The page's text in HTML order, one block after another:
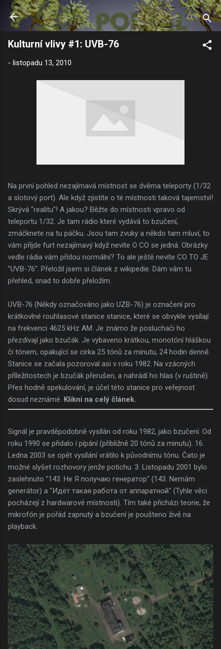
Přeskočit na hlavní obsah
Kulturní vlivy #1: UVB-76
- listopadu 13, 2010
Na první pohled nezajímavá místnost se dvěma teleporty (1/32
a slotový port). Ale když zjistíte o té místnosti taková tajemství!
Skrývá "realitu"! A jakou? Běžte do místnosti vpravo od
teleportu 1/32. Je tam rádio které vydává to bzučení,
zmáčknete na tu páčku. Jsou tam zvuky a někdo tam mluví, to
vám příjde furt nezajímavý když nevíte O CO se jedná. Obrázky
vedle rádia vám přídou normální? To ale ještě nevíte CO TO JE
"UVB-76". Přeložil jsem si článek z wikipedie. Dám vám tu
přehled, snad to dobře přeložím.
UVB-76 (Někdy označováno jako UZB-76) je označení pro
krátkovlné rouhlasové stanice stanice, které se obvykle vysílají
na frekvenci 4625 kHz AM. Je známo že posluchači ho
přezdívají jako bzučák. Je vybaveno krátkou, monotóní hláškou
či tónem, opakující se cirka 25 tónů za minutu, 24 hodin denně.
Stanice se začala pozoroval asi v roku 1982. Na vzácných
příležitostech je bzučák přerušen, a nahrádí ho hlas (v ruštině).
Přes hodně spekulování, je účel této stanice pro veřejnost
dosud neznámé. Klikni na celý článek.
Signál je pravděpodobně vysílán od roku 1982, jako bzučení. Od
roku 1990 se přidalo i pípání (přibližně 20 tónů za minutu). 16.
Ledna 2003 se opět vysílání vrátilo k původnímu tónu. Čato je
možné slyšet rozhovory jenže potichu. 3. Listopadu 2001 bylo
zaslehnuto "143. Не Я получаю генератор" (143. Nemám
generátor) a "Идёт такая работа от аппаратной" (Tyhle věci
pocházejí z hardwarové místnosti). Tím také přicházi teorie, že
mikrofón je pořád zapnutý a bzučení je poušteno živě na
playback.